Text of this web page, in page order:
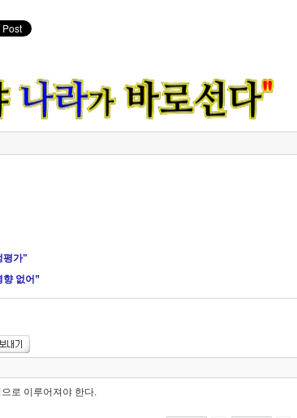
평가"
향 없어”
로 이루어져야 한다.